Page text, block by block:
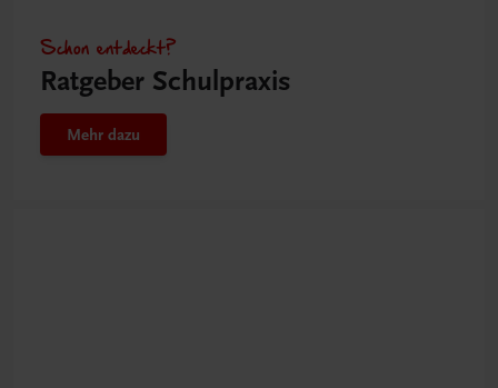
Schon entdeckt?
Ratgeber Schulpraxis
Mehr dazu